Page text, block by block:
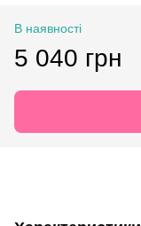
В наявності
5 040 грн